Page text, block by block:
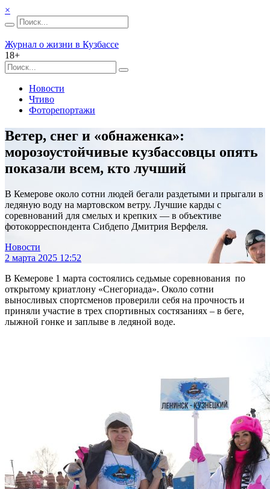
×
Журнал о жизни в Кузбассе
18+
Новости
Чтиво
Фоторепортажи
Ветер, снег и «обнаженка»:
морозоустойчивые кузбассовцы опять
показали всем, кто лучший
В Кемерове около сотни людей бегали раздетыми и прыгали в
ледяную воду на мартовском ветру. Лучшие карды с
соревнований для смелых и крепких — в объективе
фотокорреспондента Сибдепо Дмитрия Верфеля.
Новости
2 марта 2025 12:52
В Кемерове 1 марта состоялись седьмые соревнования по
открытому криатлону «Снегориада». Около сотни
выносливых спортсменов проверили себя на прочность и
приняли участие в трех спортивных состязаниях – в беге,
лыжной гонке и заплыве в ледяной воде.